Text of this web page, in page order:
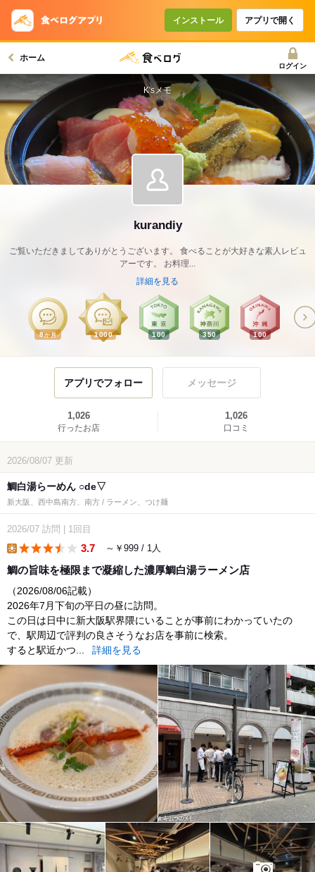
インストール アプリで開く
ホーム
ログイン
kurandiy
ご覧いただきましてありがとうございます。 食べることが大好きな素人レビュ
アーです。 お料理...
詳細を見る
8か月 1000 100 350 100
K'sメモ
アプリでフォロー メッセージ
1,026
行ったお店
1,026
口コミ
2026/08/07 更新
鯛白湯らーめん ○de▽
新大阪、西中島南方、南方 / ラーメン、つけ麺
2026/07 訪問 1回目
3.7 ～￥999 / 1人
鯛の旨味を極限まで凝縮した濃厚鯛白湯ラーメン店
（2026/08/06記載）
2026年7月下旬の平日の昼に訪問。
この日は日中に新大阪駅界隈にいることが事前にわかっていたの
で、駅周辺で評判の良さそうなお店を事前に検索。
すると駅近かつ...
詳細を見る